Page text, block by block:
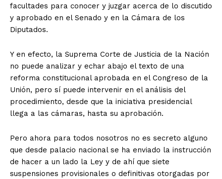
facultades para conocer y juzgar acerca de lo discutido
y aprobado en el Senado y en la Cámara de los
Diputados.
Y en efecto, la Suprema Corte de Justicia de la Nación
no puede analizar y echar abajo el texto de una
reforma constitucional aprobada en el Congreso de la
Unión, pero sí puede intervenir en el análisis del
procedimiento, desde que la iniciativa presidencial
llega a las cámaras, hasta su aprobación.
Pero ahora para todos nosotros no es secreto alguno
que desde palacio nacional se ha enviado la instrucción
de hacer a un lado la Ley y de ahí que siete
suspensiones provisionales o definitivas otorgadas por